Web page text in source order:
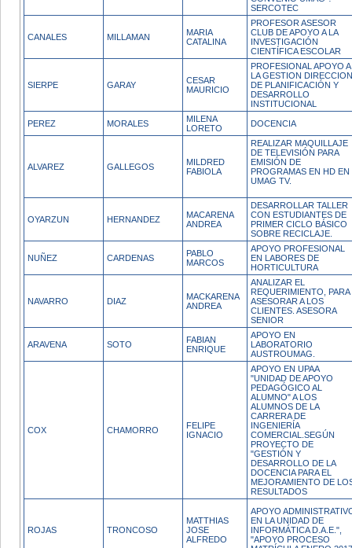
SERCOTEC
CANALES MILLAMAN
MARIA
CATALINA
PROFESOR ASESOR
CLUB DE APOYO A LA
INVESTIGACIÓN
CIENTÍFICA ESCOLAR
SIERPE GARAY
CESAR
MAURICIO
PROFESIONAL APOYO A
LA GESTION DIRECCION
DE PLANIFICACIÓN Y
DESARROLLO
INSTITUCIONAL
PEREZ MORALES
MILENA
LORETO
DOCENCIA
ALVAREZ GALLEGOS
MILDRED
FABIOLA
REALIZAR MAQUILLAJE
DE TELEVISIÓN PARA
EMISIÓN DE
PROGRAMAS EN HD EN
UMAG TV.
OYARZUN HERNANDEZ
MACARENA
ANDREA
DESARROLLAR TALLER
CON ESTUDIANTES DE
PRIMER CICLO BÁSICO
SOBRE RECICLAJE.
NUÑEZ CARDENAS
PABLO
MARCOS
APOYO PROFESIONAL
EN LABORES DE
HORTICULTURA
NAVARRO DIAZ
MACKARENA
ANDREA
ANALIZAR EL
REQUERIMIENTO, PARA
ASESORAR A LOS
CLIENTES. ASESORA
SENIOR
ARAVENA SOTO
FABIAN
ENRIQUE
APOYO EN
LABORATORIO
AUSTROUMAG.
COX CHAMORRO
FELIPE
IGNACIO
APOYO EN UPAA
"UNIDAD DE APOYO
PEDAGÓGICO AL
ALUMNO" A LOS
ALUMNOS DE LA
CARRERA DE
INGENIERÍA
COMERCIAL.SEGÚN
PROYECTO DE
"GESTIÓN Y
DESARROLLO DE LA
DOCENCIA PARA EL
MEJORAMIENTO DE
RESULTADOS
ROJAS TRONCOSO
MATTHIAS
JOSE
ALFREDO
APOYO
EN LA UNIDAD DE
INFORMÁTICA D.A.E.",
"APOYO PROCESO